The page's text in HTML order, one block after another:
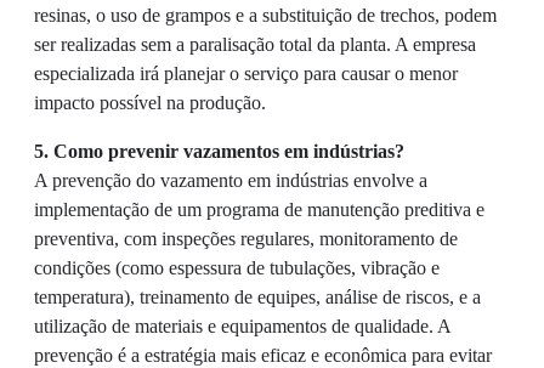
resinas, o uso de grampos e a substituição de trechos, podem
ser realizadas sem a paralisação total da planta. A empresa
especializada irá planejar o serviço para causar o menor
impacto possível na produção.
5. Como prevenir vazamentos em indústrias?
A prevenção do vazamento em indústrias envolve a
implementação de um programa de manutenção preditiva e
preventiva, com inspeções regulares, monitoramento de
condições (como espessura de tubulações, vibração e
temperatura), treinamento de equipes, análise de riscos, e a
utilização de materiais e equipamentos de qualidade. A
prevenção é a estratégia mais eficaz e econômica para evitar